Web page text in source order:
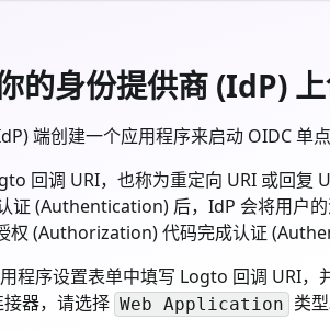
的身份提供商 (IdP)
端创建一个应用程序来启动 OIDC 单
回调 URI，也称为重定向 URI 或回复
证 (Authentication) 后，IdP 会将用户
权 (Authorization) 代码完成认证
程序设置表单中填写 Logto 回调 URI
器，请选择 Web Application 类型